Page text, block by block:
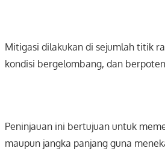
Mitigasi dilakukan di sejumlah titik
kondisi bergelombang, dan
Peninjauan ini bertujuan untuk
maupun jangka panjang guna